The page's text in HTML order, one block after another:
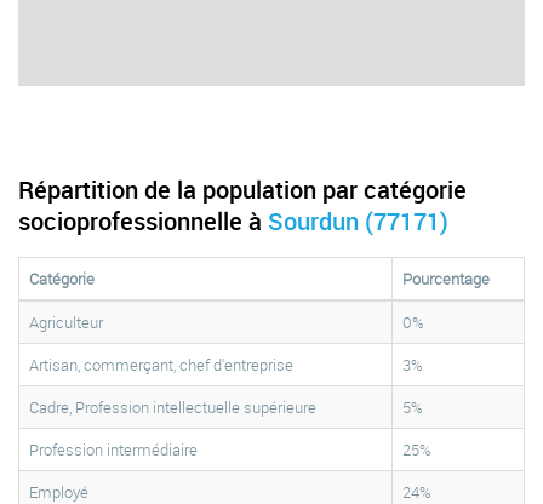
Répartition de la population par catégorie
socioprofessionnelle à Sourdun (77171)
Catégorie
Pourcentage
Agriculteur
0%
Artisan, commerçant, chef d'entreprise
3%
Cadre, Profession intellectuelle supérieure
5%
Profession intermédiaire
25%
Employé
24%